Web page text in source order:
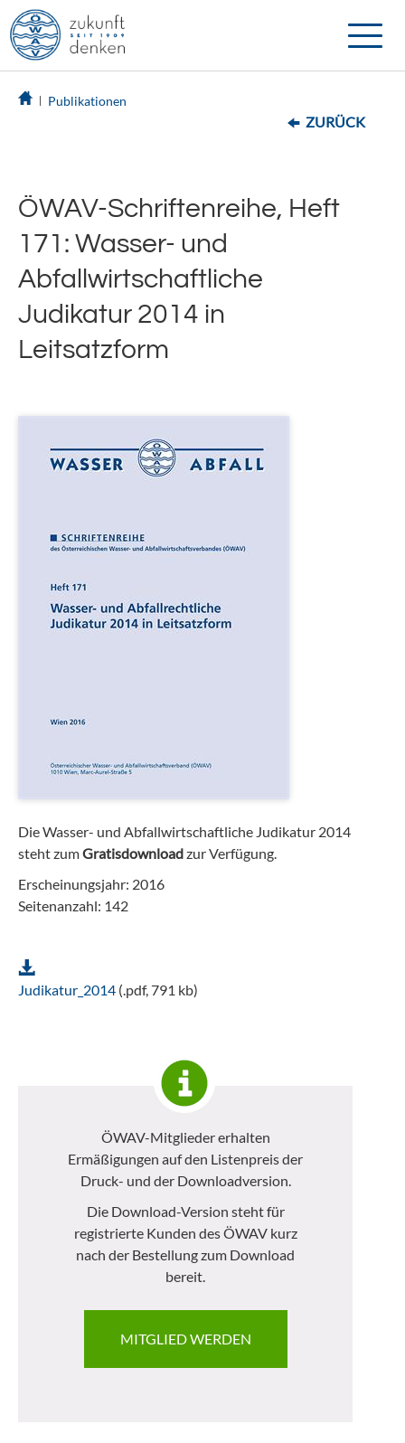
Toggle
Publikationen
ZURÜCK
ÖWAV-Schriftenreihe, Heft
171: Wasser- und
Abfallwirtschaftliche
Judikatur 2014 in
Leitsatzform
Die Wasser- und Abfallwirtschaftliche Judikatur 2014
steht zumGratisdownloadzur Verfügung.
Erscheinungsjahr: 2016
Seitenanzahl: 142
Judikatur_2014 (.pdf, 791 kb)
ÖWAV-Mitglieder erhalten
Ermäßigungen auf den Listenpreis der
Druck- und der Downloadversion.
Die Download-Version steht für
registrierte Kunden des ÖWAV kurz
nach der Bestellung zum Download
bereit.
MITGLIED WERDEN